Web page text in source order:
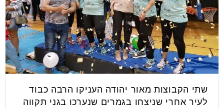
שתי הקבוצות מאור יהודה העניקו הרבה כבוד
לעיר אחרי שניצחו בגמרים שנערכו בגני תקווה